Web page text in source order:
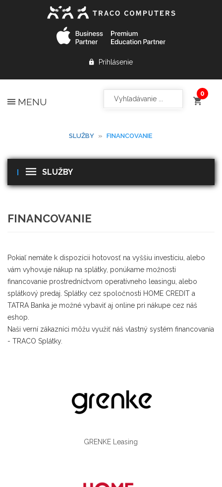
Prihlásenie
MENU
SLUŽBY » FINANCOVANIE
SLUŽBY
FINANCOVANIE
Pokiaľ nemáte k dispozícii hotovosť na vyššiu investíciu, alebo
vám vyhovuje nákup na splátky, ponúkame možnosti
financovanie prostredníctvom operatívneho leasingu, alebo
splátkový predaj. Splátky cez spoločnosti HOME CREDIT a
TATRA Banka je možné vybaviť aj online pri nákupe cez náš
eshop.
Naši verní zákazníci môžu využiť náš vlastný systém financovania
- TRACO Splátky.
GRENKE Leasing